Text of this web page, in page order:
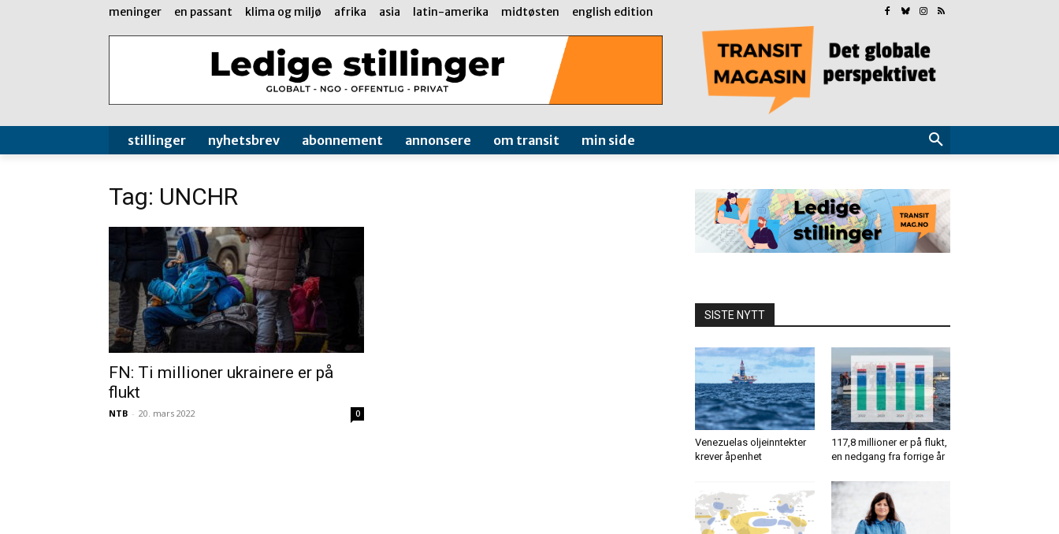
meninger en passant klima og miljø afrika asia latin-amerika midtøsten english edition
stillinger nyhetsbrev abonnement annonsere om transit min side
Tag: UNCHR
FN: Ti millioner ukrainere er på
flukt
NTB - 20. mars 2022 0
SISTE NYTT
Venezuelas oljeinntekter
krever åpenhet
117,8 millioner er på flukt,
en nedgang fra forrige år